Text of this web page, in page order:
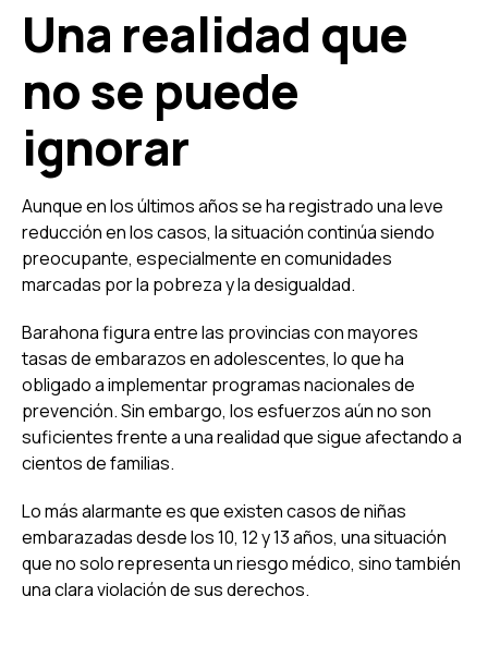
Una realidad que
no se puede
ignorar
Aunque en los últimos años se ha registrado una leve
reducción en los casos, la situación continúa siendo
preocupante, especialmente en comunidades
marcadas por la pobreza y la desigualdad.
Barahona figura entre las provincias con mayores
tasas de embarazos en adolescentes, lo que ha
obligado a implementar programas nacionales de
prevención. Sin embargo, los esfuerzos aún no son
suficientes frente a una realidad que sigue afectando a
cientos de familias.
Lo más alarmante es que existen casos de niñas
embarazadas desde los 10, 12 y 13 años, una situación
que no solo representa un riesgo médico, sino también
una clara violación de sus derechos.